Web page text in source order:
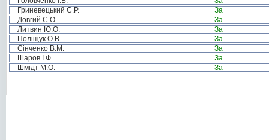
Гриневецький С.Р.
За
Довгий С.О.
За
Литвин Ю.О.
За
Поліщук О.В.
За
Сінченко В.М.
За
Шаров І.Ф.
За
Шмідт М.О.
За